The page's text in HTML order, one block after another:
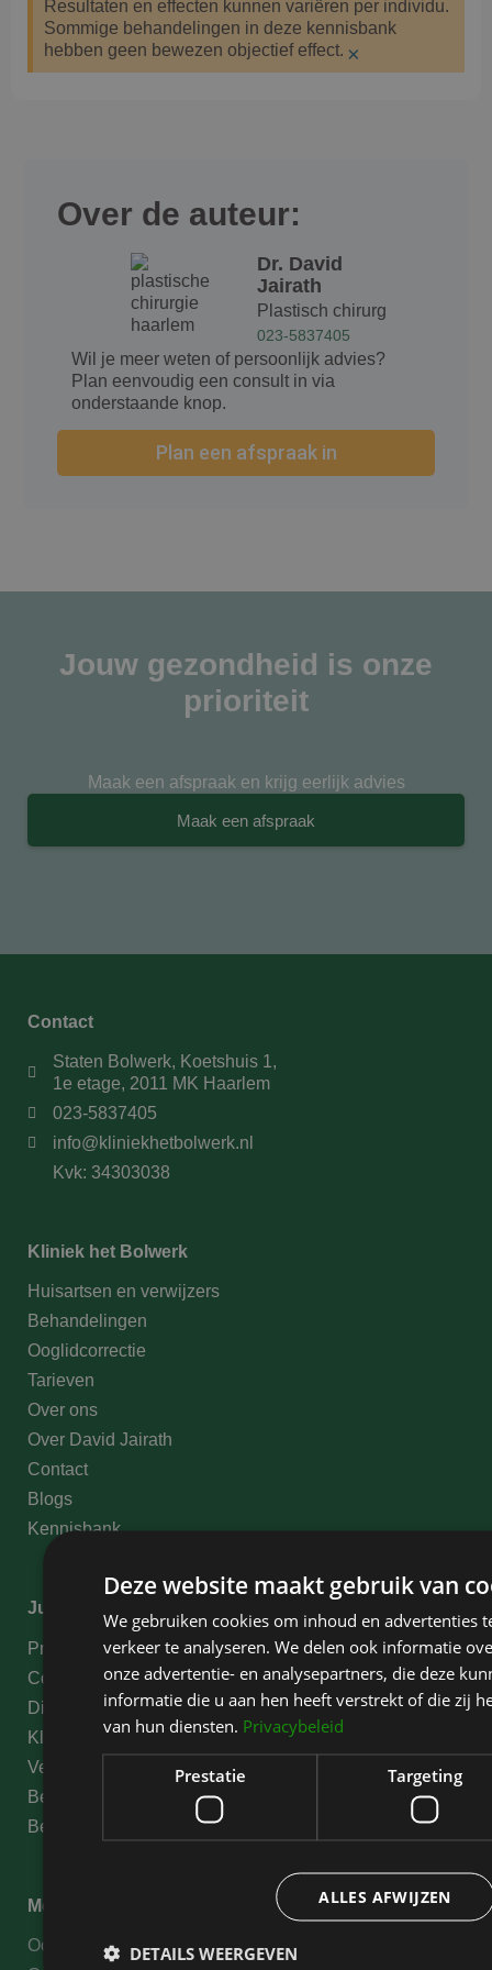
Resultaten en effecten kunnen variëren per individu.
Sommige behandelingen in deze kennisbank
hebben geen bewezen objectief effect. ×
Over de auteur:
Dr. David
Jairath
Plastisch chirurg
023-5837405
Wil je meer weten of persoonlijk advies?
Plan eenvoudig een consult in via
onderstaande knop.
Plan een afspraak in
Jouw gezondheid is onze
prioriteit
Maak een afspraak en krijg eerlijk advies
Maak een afspraak
Contact
Staten Bolwerk, Koetshuis 1,
1e etage, 2011 MK Haarlem
023-5837405
info@kliniekhetbolwerk.nl
Kvk: 34303038
Kliniek het Bolwerk
Huisartsen en verwijzers
Behandelingen
Ooglidcorrectie
Tarieven
Over ons
Over David Jairath
Contact
Blogs
Kennisbank
Juridische informatie
Privacy Statement
Cookies
Disclaimer
Klachten
Verklaring medische gegevens
Behandelvoorwaarden
Betalingsmogelijkheden
Meer informatie
Oogleden liften
Deze website maakt gebruik van
We gebruiken cookies om inhoud en advertenties
verkeer te analyseren. We delen ook informatie
onze advertentie- en analysepartners, die deze
informatie die u aan hen heeft verstrekt of die zij
van hun diensten. Privacybeleid
Prestatie Targeting
ALLES AFWIJZEN
DETAILS WEERGEVEN